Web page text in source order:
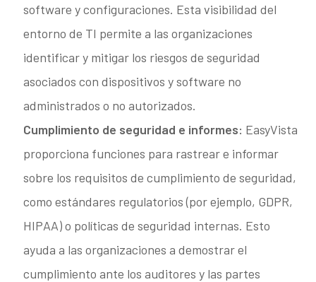
software y configuraciones. Esta visibilidad del
entorno de TI permite a las organizaciones
identificar y mitigar los riesgos de seguridad
asociados con dispositivos y software no
administrados o no autorizados.
Cumplimiento de seguridad e informes: EasyVista
proporciona funciones para rastrear e informar
sobre los requisitos de cumplimiento de seguridad,
como estándares regulatorios (por ejemplo, GDPR,
HIPAA) o políticas de seguridad internas. Esto
ayuda a las organizaciones a demostrar el
cumplimiento ante los auditores y las partes